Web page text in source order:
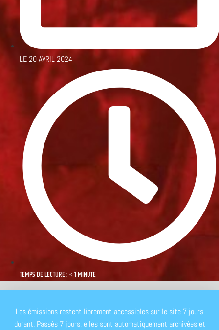
LE20 AVRIL 2024
TEMPS DE LECTURE : < 1 MINUTE
Les émissions restent librement accessibles sur le site 7 jours
durant. Passés 7 jours, elles sont automatiquement archivées et